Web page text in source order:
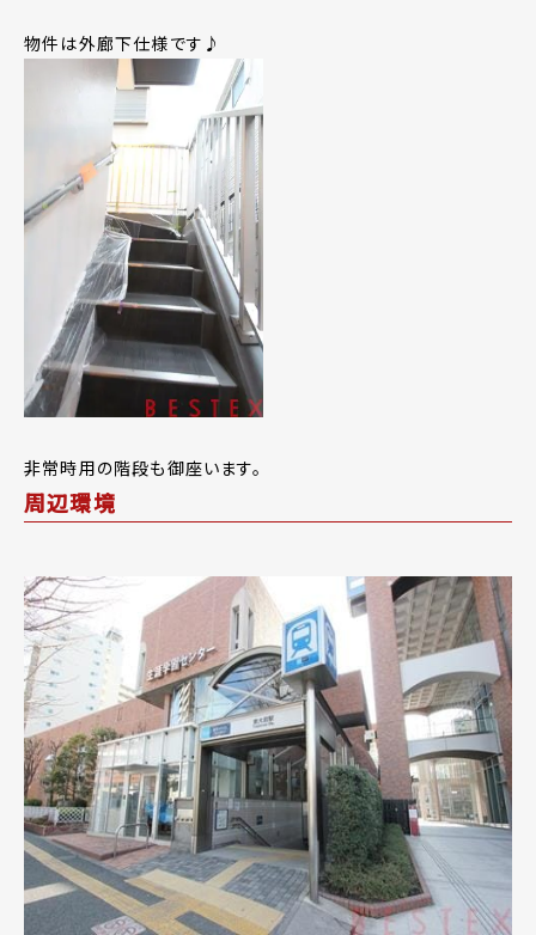
物件は外廊下仕様です♪
非常時用の階段も御座います。
周辺環境